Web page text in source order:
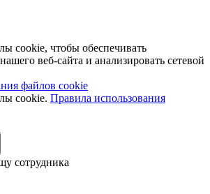
cookie, чтобы обеспечивать
веб-сайта и анализировать сетевой
файлов cookie
cookie. Правила использования
сотрудника